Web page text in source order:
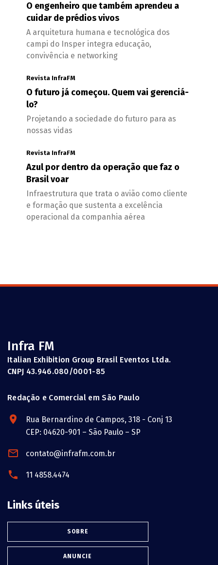
O engenheiro que também aprendeu a
cuidar de prédios vivos
A arquitetura humana e tecnológica dos
campi do Insper integra educação,
convivência e networking
Revista InfraFM
O futuro já começou. Quem vai gerenciá-
lo?
Projetando a sociedade do futuro para as
nossas vidas
Revista InfraFM
Azul por dentro da operação que faz o
Brasil voar
Infraestrutura que trata o avião como cliente
e formação que sustenta a excelência
operacional da companhia aérea
Infra FM
Italian Exhibition Group Brasil Eventos Ltda.
CNPJ 43.946.080/0001-85
Redação e Comercial em São Paulo
Rua Bernardino de Campos, 318 - Conj 13
CEP: 04620-901 – São Paulo – SP
contato@infrafm.com.br
11 4858.4474
Links úteis
SOBRE
ANUNCIE